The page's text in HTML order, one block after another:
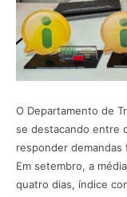
O Departamento de
se destacando entre
responder demandas
Em setembro, a
quatro dias, índice